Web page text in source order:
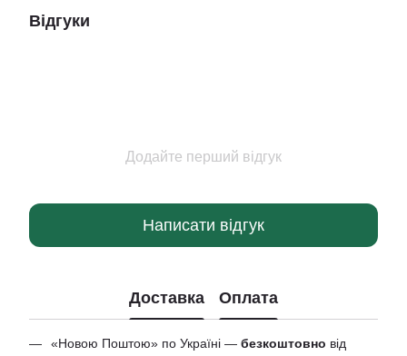
Відгуки
Додайте перший відгук
Написати відгук
Доставка Оплата
«Новою Поштою» по Україні — безкоштовно від